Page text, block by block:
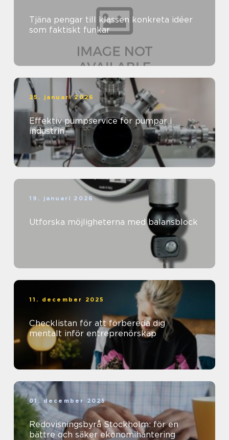
Tjäna pengar till klassen konkreta idéer
som faktiskt funkar
25. januari 2026
Effektiv pumpservice för pumpar i
industrin
19. januari 2026
Utforska möjligheterna med balansblock
11. december 2025
Checklistan för att förbereda dig
mentalt inför entreprenörskap
01. december 2025
Redovisningsbyrå Stockholm: för en
bättre och säker ekonomihantering